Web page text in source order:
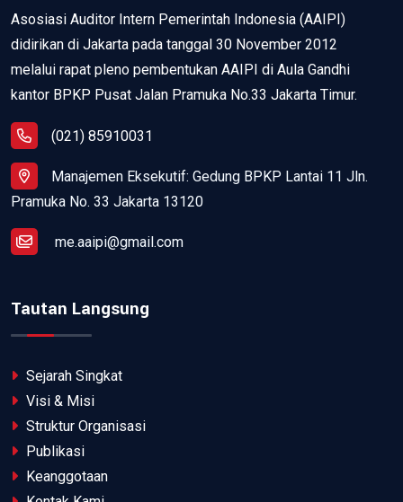
Asosiasi Auditor Intern Pemerintah Indonesia (AAIPI)
didirikan di Jakarta pada tanggal 30 November 2012
melalui rapat pleno pembentukan AAIPI di Aula Gandhi
kantor BPKP Pusat Jalan Pramuka No.33 Jakarta Timur.
(021) 85910031
Manajemen Eksekutif: Gedung BPKP Lantai 11 Jln.
Pramuka No. 33 Jakarta 13120
me.aaipi@gmail.com
Tautan Langsung
Sejarah Singkat
Visi & Misi
Struktur Organisasi
Publikasi
Keanggotaan